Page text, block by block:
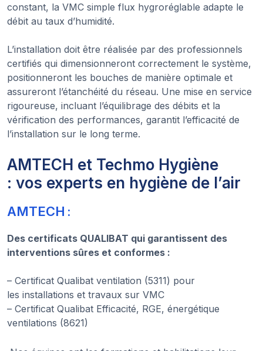
constant, la VMC simple flux hygroréglable adapte le
débit au taux d’humidité.
L’installation doit être réalisée par des professionnels
certifiés qui dimensionneront correctement le système,
positionneront les bouches de manière optimale et
assureront l’étanchéité du réseau. Une mise en service
rigoureuse, incluant l’équilibrage des débits et la
vérification des performances, garantit l’efficacité de
l’installation sur le long terme.
AMTECH et Techmo Hygiène
: vos experts en hygiène de l’air
AMTECH :
Des certificats QUALIBAT qui garantissent des
interventions sûres et conformes :
– Certificat Qualibat ventilation (5311) pour
les installations et travaux sur VMC
– Certificat Qualibat Efficacité, RGE, énergétique
ventilations (8621)